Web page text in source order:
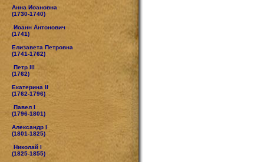
Анна Иоановна
(1730-1740)
Иоанн Антонович
(1741)
Елизавета Петровна
(1741-1762)
Петр III
(1762)
Екатерина II
(1762-1796)
Павел I
(1796-1801)
Александр I
(1801-1825)
Николай I
(1825-1855)